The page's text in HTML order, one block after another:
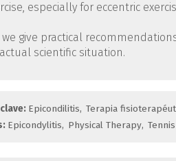
especially for eccentric
we give practical
scientific situation.
Epicondilitis Terapia
Epicondylitis Physical Therapy